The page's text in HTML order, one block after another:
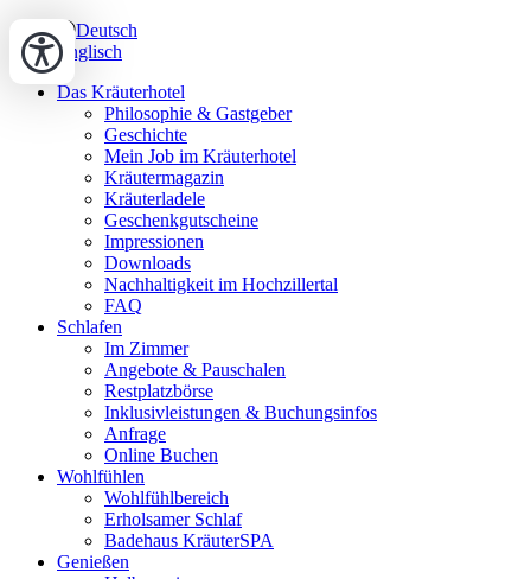
Deutsch
Englisch
Das Kräuterhotel
Philosophie & Gastgeber
Geschichte
Mein Job im Kräuterhotel
Kräutermagazin
Kräuterladele
Geschenkgutscheine
Impressionen
Downloads
Nachhaltigkeit im Hochzillertal
FAQ
Schlafen
Im Zimmer
Angebote & Pauschalen
Restplatzbörse
Inklusivleistungen & Buchungsinfos
Anfrage
Online Buchen
Wohlfühlen
Wohlfühlbereich
Erholsamer Schlaf
Badehaus KräuterSPA
Genießen